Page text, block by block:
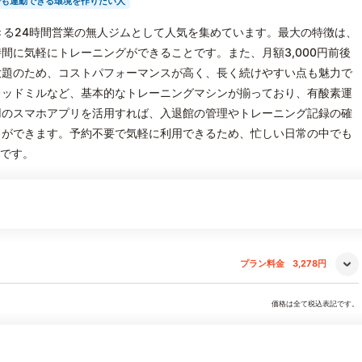
24時間営業の無人ジムとして人気を集めています。最大の特徴は、
に気軽にトレーニングができることです。また、月額3,000円前後
のため、コストパフォーマンスが高く、長く続けやすい点も魅力で
ドミルなど、基本的なトレーニングマシンが揃っており、有酸素運
スマホアプリを活用すれば、入退館の管理やトレーニング記録の確
できます。予約不要で気軽に利用できるため、忙しい日常の中でも
す。
プラン料金 3,278円
価格は全て税込表記です。